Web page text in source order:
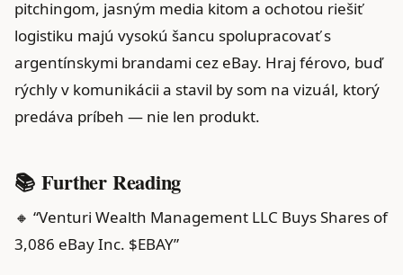
pitchingom, jasným media kitom a ochotou riešiť
logistiku majú vysokú šancu spolupracovať s
argentínskymi brandami cez eBay. Hraj férovo, buď
rýchly v komunikácii a stavil by som na vizuál, ktorý
predáva príbeh — nie len produkt.
📚 Further Reading
🔸 “Venturi Wealth Management LLC Buys Shares of
3,086 eBay Inc. $EBAY”